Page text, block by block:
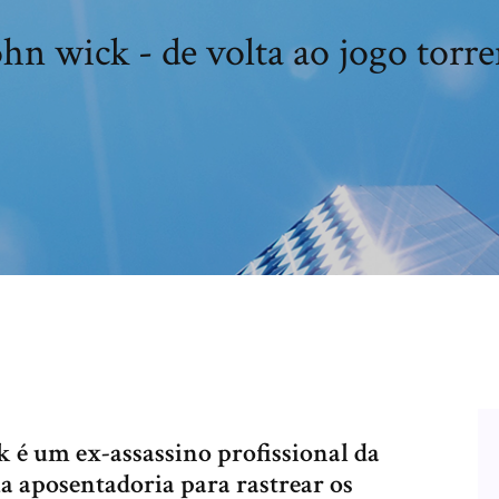
wick - de volta ao jogo
é um ex-assassino profissional da
aposentadoria para rastrear os